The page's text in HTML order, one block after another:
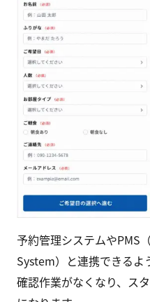
予約管理システムや
System）と連携できるよ
確認作業がなくなり、ス